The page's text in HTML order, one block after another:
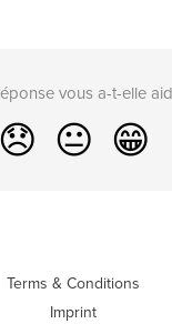
vous a-t-elle
😞 😐 😁
Terms & Conditions
Imprint